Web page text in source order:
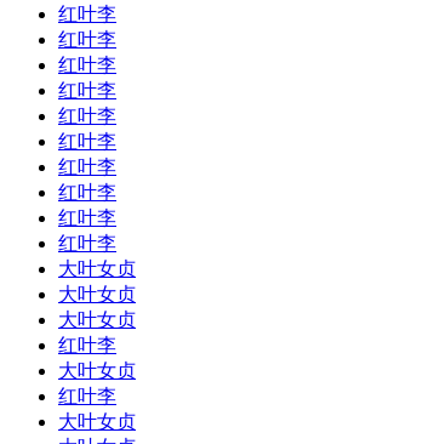
红叶李
红叶李
红叶李
红叶李
红叶李
红叶李
红叶李
红叶李
红叶李
红叶李
大叶女贞
大叶女贞
大叶女贞
红叶李
大叶女贞
红叶李
大叶女贞